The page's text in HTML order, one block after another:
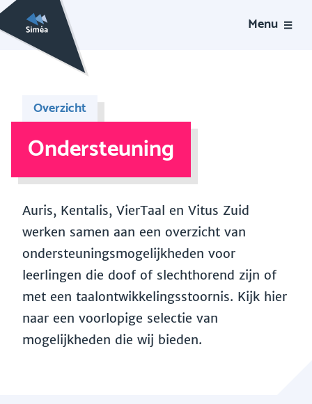
Menu
Overzicht
Ondersteuning
Auris, Kentalis, VierTaal en Vitus Zuid
werken samen aan een overzicht van
ondersteuningsmogelijkheden voor
leerlingen die doof of slechthorend zijn of
met een taalontwikkelingsstoornis. Kijk hier
naar een voorlopige selectie van
mogelijkheden die wij bieden.